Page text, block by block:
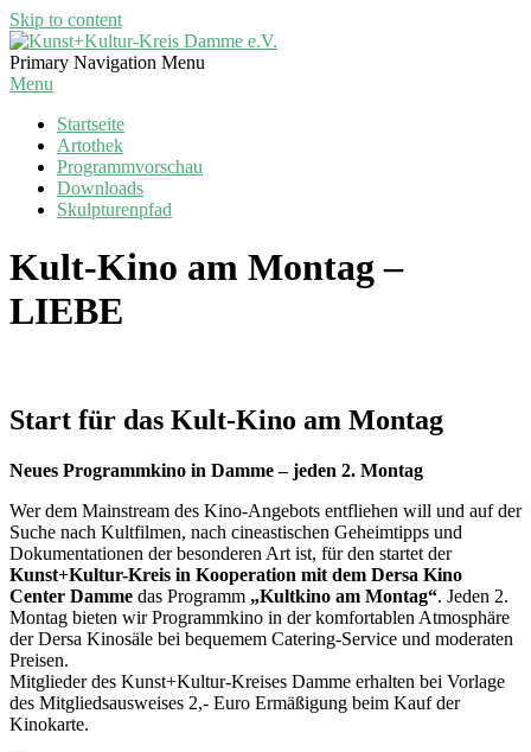
Skip to content
Kunst+Kultur-
Kreis
Primary Navigation Menu
Menu
Startseite
Artothek
Programmvorschau
Downloads
Skulpturenpfad
Kult-Kino am Montag –
LIEBE
Start für das Kult-Kino am Montag
Neues Programmkino in Damme – jeden 2. Montag
Wer dem Mainstream des Kino-Angebots entfliehen will und auf der
Suche nach Kultfilmen, nach cineastischen Geheimtipps und
Dokumentationen der besonderen Art ist, für den startet der
Kunst+Kultur-Kreis in Kooperation mit dem Dersa Kino
Center Damme das Programm „Kultkino am Montag“. Jeden 2.
Montag bieten wir Programmkino in der komfortablen Atmosphäre
der Dersa Kinosäle bei bequemem Catering-Service und moderaten
Preisen.
Mitglieder des Kunst+Kultur-Kreises Damme erhalten bei Vorlage
des Mitgliedsausweises 2,- Euro Ermäßigung beim Kauf der
Kinokarte.